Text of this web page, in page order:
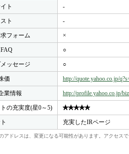
ト -
ト -
フォーム ×
○
メッセージ ○
価 http://quote.yahoo.co.jp/
業情報 http://profile.yahoo.co.jp/
の充実度(星0～5)
充実したIRページ
アドレスは、変更になる可能性があります。アクセス